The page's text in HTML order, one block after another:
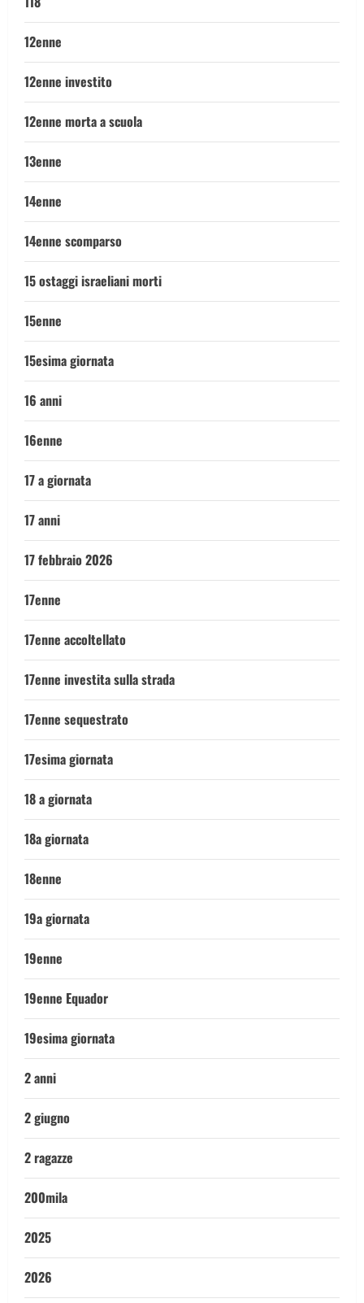
12enne
12enne investito
12enne morta a scuola
13enne
14enne
14enne scomparso
15 ostaggi israeliani morti
15enne
15esima giornata
16 anni
16enne
17 a giornata
17 anni
17 febbraio 2026
17enne
17enne accoltellato
17enne investita sulla strada
17enne sequestrato
17esima giornata
18 a giornata
18a giornata
18enne
19a giornata
19enne
19enne Equador
19esima giornata
2 anni
2 giugno
2 ragazze
200mila
2025
2026